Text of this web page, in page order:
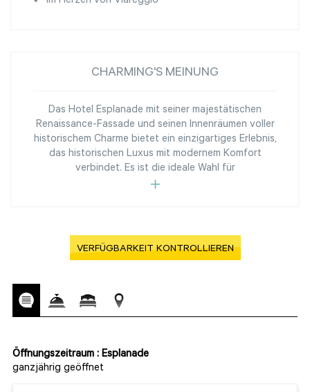
CHARMING'S MEINUNG
Das Hotel Esplanade mit seiner majestätischen
Renaissance-Fassade und seinen Innenräumen voller
historischem Charme bietet ein einzigartiges Erlebnis,
das historischen Luxus mit modernem Komfort
verbindet. Es ist die ideale Wahl für
VERFÜGBARKEIT KONTROLLIEREN
Öffnungszeitraum : Esplanade
ganzjährig geöffnet